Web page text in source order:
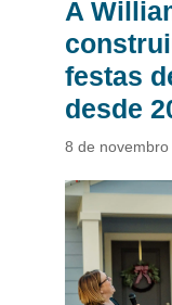
A
festas
desde
8 de novembro